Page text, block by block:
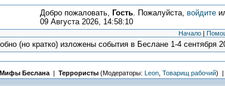
Добро пожаловать, Гость. Пожалуйста, войдите
09 Августа 2026, 14:58:10
Начало |
(но кратко) изложены события в Беслане 1-4 сентября
Беслана| Террористы(Модераторы: Leon, Товарищ рабочий) |